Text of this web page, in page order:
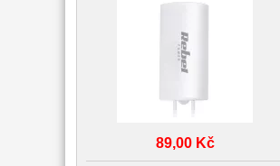
89,00 Kč